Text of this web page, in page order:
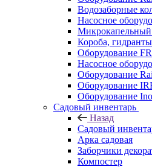
Водозаборные
Насосное
Короба, гидранты
Оборудование
Насосное
Оборудование
Оборудование
Оборудование
Садовый инвентарь
Назад
Садовый
Арка садовая
Заборчики
Компостер